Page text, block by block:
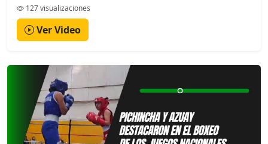
127 visualizaciones
Ver Video